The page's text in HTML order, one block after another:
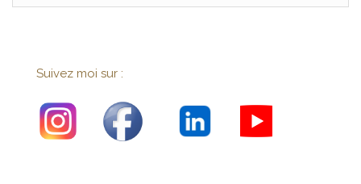
Suivez moi sur :